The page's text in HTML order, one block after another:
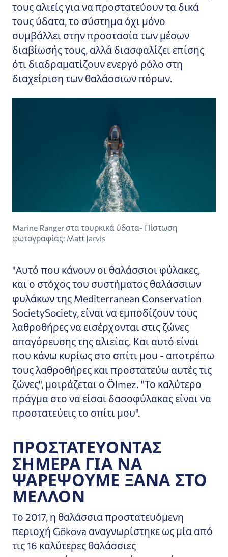
τους αλιείς για να προστατεύουν τα δικά
τους ύδατα, το σύστημα όχι μόνο
συμβάλλει στην προστασία των μέσων
διαβίωσής τους, αλλά διασφαλίζει επίσης
ότι διαδραματίζουν ενεργό ρόλο στη
διαχείριση των θαλάσσιων πόρων.
Marine Ranger στα τουρκικά ύδατα- Πίστωση
φωτογραφίας: Matt Jarvis
"Αυτό που κάνουν οι θαλάσσιοι φύλακες,
και ο στόχος του συστήματος θαλάσσιων
φυλάκων της Mediterranean Conservation
SocietySociety, είναι να εμποδίζουν τους
λαθροθήρες να εισέρχονται στις ζώνες
απαγόρευσης της αλιείας. Και αυτό είναι
που κάνω κυρίως στο σπίτι μου - αποτρέπω
τους λαθροθήρες και προστατεύω αυτές τις
ζώνες", μοιράζεται ο Ölmez. "Το καλύτερο
πράγμα στο να είσαι δασοφύλακας είναι να
προστατεύεις το σπίτι μου".
ΠΡΟΣΤΑΤΕΎΟΝΤΑΣ
ΣΉΜΕΡΑ ΓΙΑ ΝΑ
ΨΑΡΈΨΟΥΜΕ ΞΑΝΆ ΣΤΟ
ΜΈΛΛΟΝ
Το 2017, η θαλάσσια προστατευόμενη
περιοχή Gökova αναγνωρίστηκε ως μία από
τις 16 καλύτερες θαλάσσιες